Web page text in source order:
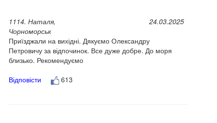
1114. Наталя,
Чорноморськ
24.03.2025
Приїзджали на вихідні. Дякуємо Олександру
Петровичу за відпочинок. Все дуже добре. До моря
близько. Рекомендуємо
Відповісти
613